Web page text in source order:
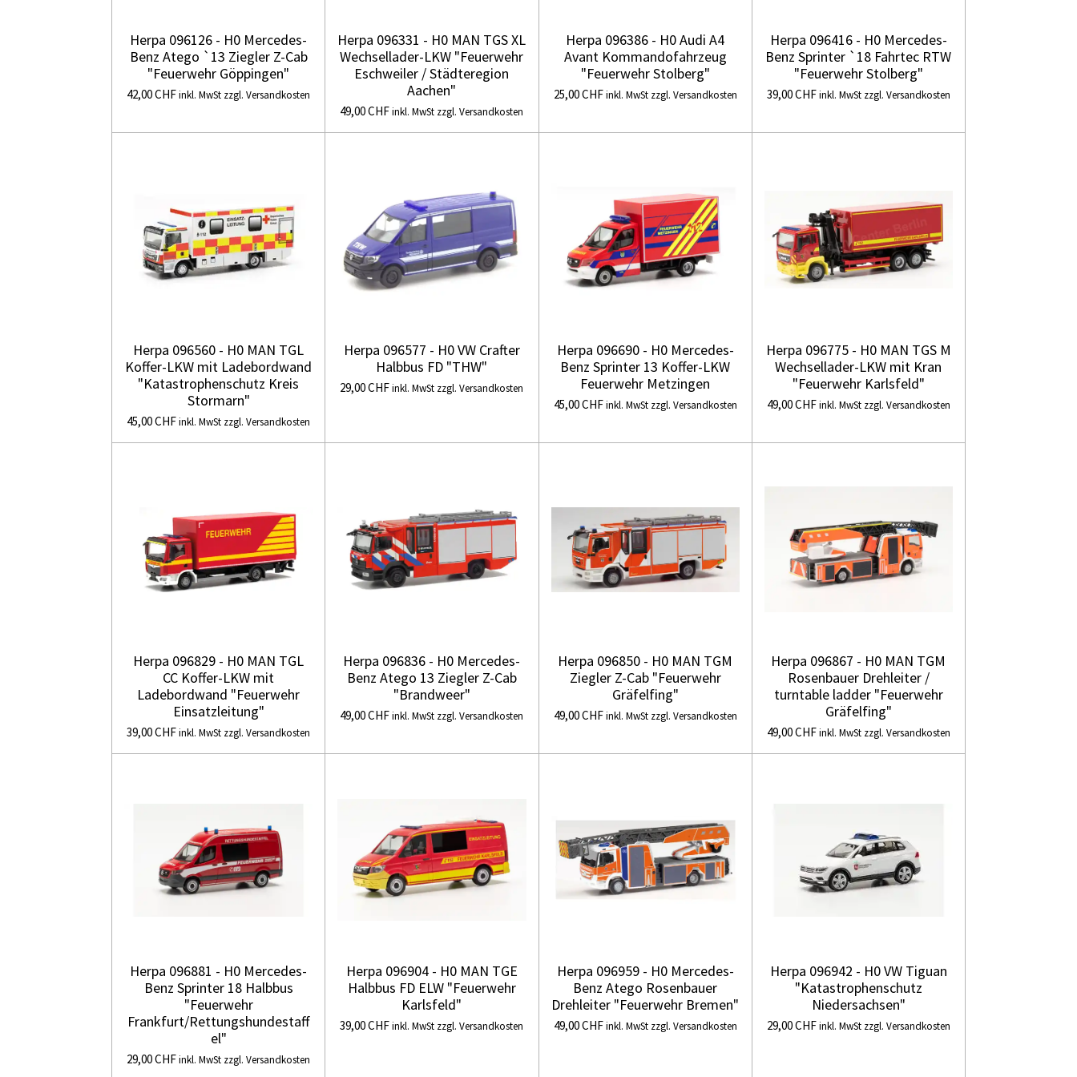
Herpa 096126 - H0 Mercedes-
Benz Atego `13 Ziegler Z-Cab
"Feuerwehr Göppingen"
42,00 CHFinkl. MwSt zzgl. Versandkosten
Herpa 096331 - H0 MAN TGS XL
Wechsellader-LKW "Feuerwehr
Eschweiler / Städteregion
Aachen"
49,00 CHFinkl. MwSt zzgl. Versandkosten
Herpa 096386 - H0 Audi A4
Avant Kommandofahrzeug
"Feuerwehr Stolberg"
25,00 CHFinkl. MwSt zzgl. Versandkosten
Herpa 096416 - H0 Mercedes-
Benz Sprinter `18 Fahrtec RTW
"Feuerwehr Stolberg"
39,00 CHFinkl. MwSt zzgl. Versandkosten
Herpa 096560 - H0 MAN TGL
Koffer-LKW mit Ladebordwand
"Katastrophenschutz Kreis
Stormarn"
45,00 CHFinkl. MwSt zzgl. Versandkosten
Herpa 096577 - H0 VW Crafter
Halbbus FD "THW"
29,00 CHFinkl. MwSt zzgl. Versandkosten
Herpa 096690 - H0 Mercedes-
Benz Sprinter 13 Koffer-LKW
Feuerwehr Metzingen
45,00 CHFinkl. MwSt zzgl. Versandkosten
Herpa 096775 - H0 MAN TGS M
Wechsellader-LKW mit Kran
"Feuerwehr Karlsfeld"
49,00 CHFinkl. MwSt zzgl. Versandkosten
Herpa 096829 - H0 MAN TGL
CC Koffer-LKW mit
Ladebordwand "Feuerwehr
Einsatzleitung"
39,00 CHFinkl. MwSt zzgl. Versandkosten
Herpa 096836 - H0 Mercedes-
Benz Atego 13 Ziegler Z-Cab
"Brandweer"
49,00 CHFinkl. MwSt zzgl. Versandkosten
Herpa 096850 - H0 MAN TGM
Ziegler Z-Cab "Feuerwehr
Gräfelfing"
49,00 CHFinkl. MwSt zzgl. Versandkosten
Herpa 096867 - H0 MAN TGM
Rosenbauer Drehleiter /
turntable ladder "Feuerwehr
Gräfelfing"
49,00 CHFinkl. MwSt zzgl. Versandkosten
Herpa 096881 - H0 Mercedes-
Benz Sprinter 18 Halbbus
"Feuerwehr
Frankfurt/Rettungshundestaff
el"
29,00 CHFinkl. MwSt zzgl. Versandkosten
Herpa 096904 - H0 MAN TGE
Halbbus FD ELW "Feuerwehr
Karlsfeld"
39,00 CHFinkl. MwSt zzgl. Versandkosten
Herpa 096959 - H0 Mercedes-
Benz Atego Rosenbauer
Drehleiter "Feuerwehr Bremen"
49,00 CHFinkl. MwSt zzgl. Versandkosten
Herpa 096942 - H0 VW Tiguan
"Katastrophenschutz
Niedersachsen"
29,00 CHFinkl. MwSt zzgl. Versandkosten